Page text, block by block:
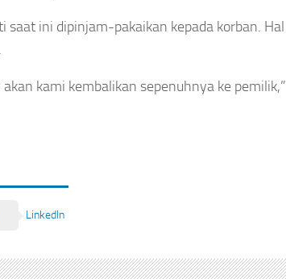
saat ini dipinjam-pakaikan kepada korban. Hal
kami kembalikan sepenuhnya ke pemilik,”
LinkedIn